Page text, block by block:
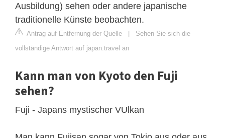
Ausbildung) sehen oder andere japanische
traditionelle Künste beobachten.
Antrag auf Entfernung der Quelle | Sehen Sie sich die
vollständige Antwort auf japan.travel an
Kann man von Kyoto den Fuji
sehen?
Fuji - Japans mystischer VUlkan